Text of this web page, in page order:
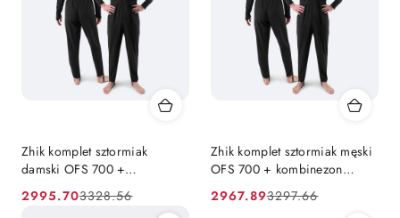
Zhik komplet sztormiak
damski OFS 700 +
Cena
2995.70
Cena
3328.56
Zhik komplet sztormiak męski
OFS 700 + kombinezon
Cena
2967.89
Cena
3297.66